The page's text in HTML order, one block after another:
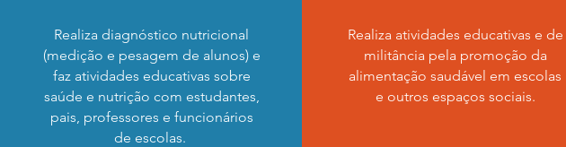
Realiza diagnóstico nutricional
(medição e pesagem de alunos) e
faz atividades educativas sobre
saúde e nutrição com estudantes,
pais, professores e funcionários
de escolas.
Realiza atividades educativas e de
militância pela promoção da
alimentação saudável em escolas
e outros espaços sociais.